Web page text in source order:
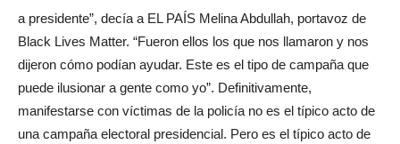
a presidente”, decía a EL PAÍS Melina Abdullah, portavoz de
Black Lives Matter. “Fueron ellos los que nos llamaron y nos
dijeron cómo podían ayudar. Este es el tipo de campaña que
puede ilusionar a gente como yo”. Definitivamente,
manifestarse con víctimas de la policía no es el típico acto de
una campaña electoral presidencial. Pero es el típico acto de